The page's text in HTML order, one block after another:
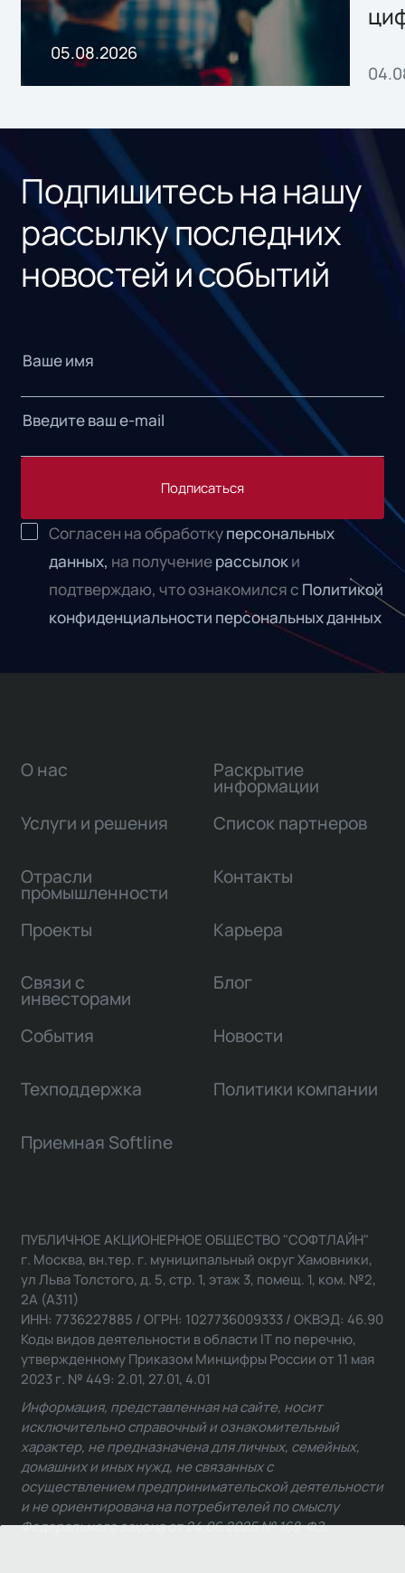
05.08.2026
Подпишитесь на нашу
рассылку последних
новостей и событий
Подписаться
Согласен на обработкуперсональных
данных, на получениерассылоки
подтверждаю, что ознакомился с Политикой
конфиденциальности персональных данных
О нас
Услуги и решения
Отрасли
промышленности
Проекты
Связи с
инвесторами
Раскрытие
информации
Список партнеров
Контакты
Карьера
Блог
События Новости
Техподдержка Политики компании
Приемная Softline
ПУБЛИЧНОЕ АКЦИОНЕРНОЕ ОБЩЕСТВО "СОФТЛАЙН"
г. Москва, вн.тер. г. муниципальный округ Хамовники,
ул Льва Толстого, д. 5, стр. 1, этаж 3, помещ. 1, ком. №2,
2А (А311)
ИНН: 7736227885 / ОГРН: 1027736009333 / ОКВЭД: 46.90
Коды видов деятельности в области IT по перечню,
утвержденному Приказом Минцифры России от 11 мая
2023 г. № 449: 2.01, 27.01, 4.01
Информация, представленная на сайте, носит
исключительно справочный и ознакомительный
характер, не предназначена для личных, семейных,
домашних и иных нужд, не связанных с
осуществлением предпринимательской деятельности
и не ориентирована на потребителей по смыслу
Федерального закона от 24.06.2025 № 168-ФЗ.